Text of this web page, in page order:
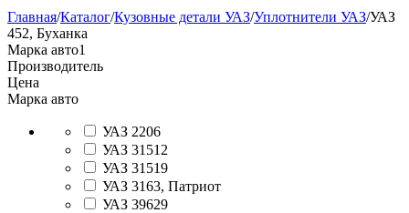
Главная/Каталог/Кузовные детали УАЗ/Уплотнители УАЗ/УАЗ
452, Буханка
Марка авто1
Производитель
Цена
Марка авто
УАЗ 2206
УАЗ 31512
УАЗ 31519
УАЗ 3163, Патриот
УАЗ 39629